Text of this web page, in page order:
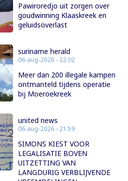
Pawiroredjo uit zorgen over
goudwinning Klaaskreek en
geluidsoverlast
suriname herald
06-aug-2026 - 22:02
Meer dan 200 illegale kampen
ontmanteld tijdens operatie
bij Moeroekreek
united news
06-aug-2026 - 21:59
SIMONS KIEST VOOR
LEGALISATIE BOVEN
UITZETTING VAN
LANGDURIG VERBLIJVENDE